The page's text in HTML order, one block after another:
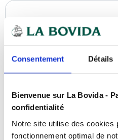
Consentement Détails
Bienvenue sur La Bovida -
confidentialité
Notre site utilise des cookies
fonctionnement optimal de